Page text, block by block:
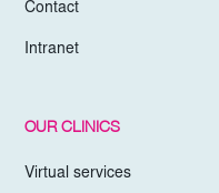
Contact
Intranet
OUR CLINICS
Virtual services